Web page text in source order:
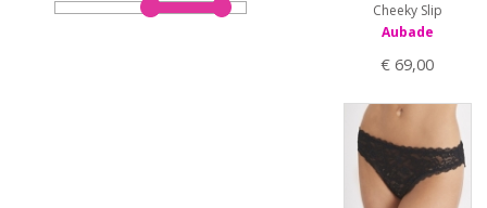
Cheeky Slip
Aubade
€ 69,00